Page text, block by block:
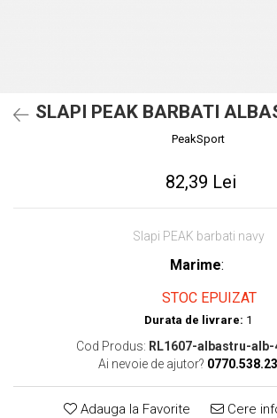
SLAPI PEAK BARBATI
PeakSport
82,39 Lei
Slapi PEAK barbati navy
Marime:
STOC EPUIZAT
Durata de livrare: 1
Cod Produs: RL1607-albastru-alb-
Ai nevoie de ajutor?
Adauga la Favorite Cere